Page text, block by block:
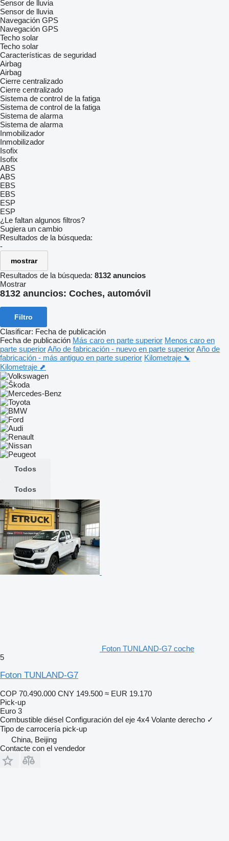
Sensor de lluvia
Sensor de lluvia
Navegación GPS
Navegación GPS
Techo solar
Techo solar
Características de seguridad
Airbag
Airbag
Cierre centralizado
Cierre centralizado
Sistema de control de la fatiga
Sistema de control de la fatiga
Sistema de alarma
Sistema de alarma
Inmobilizador
Inmobilizador
Isofix
Isofix
ABS
ABS
EBS
EBS
ESP
ESP
¿Le faltan algunos filtros?
Sugiera un cambio
Resultados de la búsqueda:
-
mostrar
Resultados de la búsqueda: 8132 anuncios
Mostrar
8132 anuncios: Coches, automóvil
Filtro
Clasificar: Fecha de publicación
Fecha de publicación Más caro en parte superior Menos caro en
parte superiorAño de fabricación - nuevo en parte superiorAño de
fabricación - más antiguo en parte superior Kilometraje ⬊
Kilometraje ⬈
Todos
Todos
Foton TUNLAND-G7 coche
5
Foton TUNLAND-G7
COP 70.490.000 CNY 149.500 ≈ EUR 19.170
Pick-up
Euro 3
Combustible diésel Configuración del eje 4x4 Volante derecho ✓
Tipo de carrocería pick-up
China, Beijing
Contacte con el vendedor